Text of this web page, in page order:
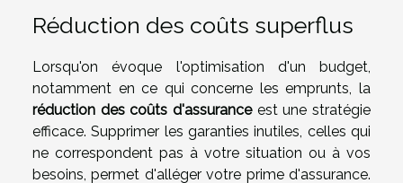
Réduction des coûts superflus
Lorsqu'on évoque l'optimisation d'un budget,
notamment en ce qui concerne les emprunts, la
réduction des coûts d'assuranceest une stratégie
efficace. Supprimer les garanties inutiles, celles qui
ne correspondent pas à votre situation ou à vos
besoins, permet d'alléger votre prime d'assurance.